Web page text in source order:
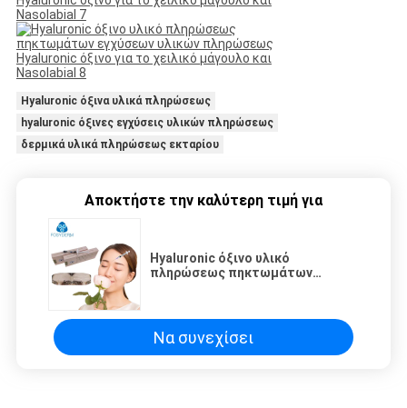
Hyaluronic όξινα υλικά πληρώσεως
hyaluronic όξινες εγχύσεις υλικών πληρώσεως
δερμικά υλικά πληρώσεως εκταρίου
Αποκτήστε την καλύτερη τιμή για
Hyaluronic όξινο υλικό
πληρώσεως πηκτωμάτων
μάγουλο και Nasolabial
Να συνεχίσει